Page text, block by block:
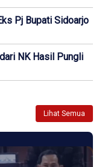
Pj Bupati Sidoarjo
NK Hasil Pungli
Lihat Semua